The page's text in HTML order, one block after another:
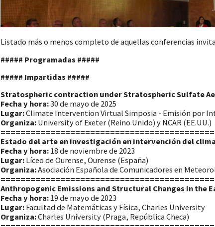
Listado más o menos completo de aquellas conferencias
##### Programadas #####
##### Impartidas #####
Stratospheric contraction under Stratospheric Sulfate
Fecha y hora:30 de mayo de 2025
Lugar:Climate Intervention Virtual Simposia - Emisión por
Organiza:University of Exeter (Reino Unido) y NCAR (EE.UU.)
Estado del arte en investigación en intervención del clima
Fecha y hora:18 de noviembre de 2023
Lugar:Líceo de Ourense, Ourense (España)
Organiza:Asociación Española de Comunicadores en
Anthropogenic Emissions and Structural Changes in the
Fecha y hora:19 de mayo de 2023
Lugar:Facultad de Matemáticas y Física, Charles University
Organiza:Charles University (Praga, República Checa)